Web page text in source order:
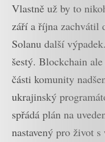
Vlastně už by to
září a října zachvátil
Solanu další
šestý. Blockchain
části komunity
ukrajinský
spřádá plán na
nastavený pro život s